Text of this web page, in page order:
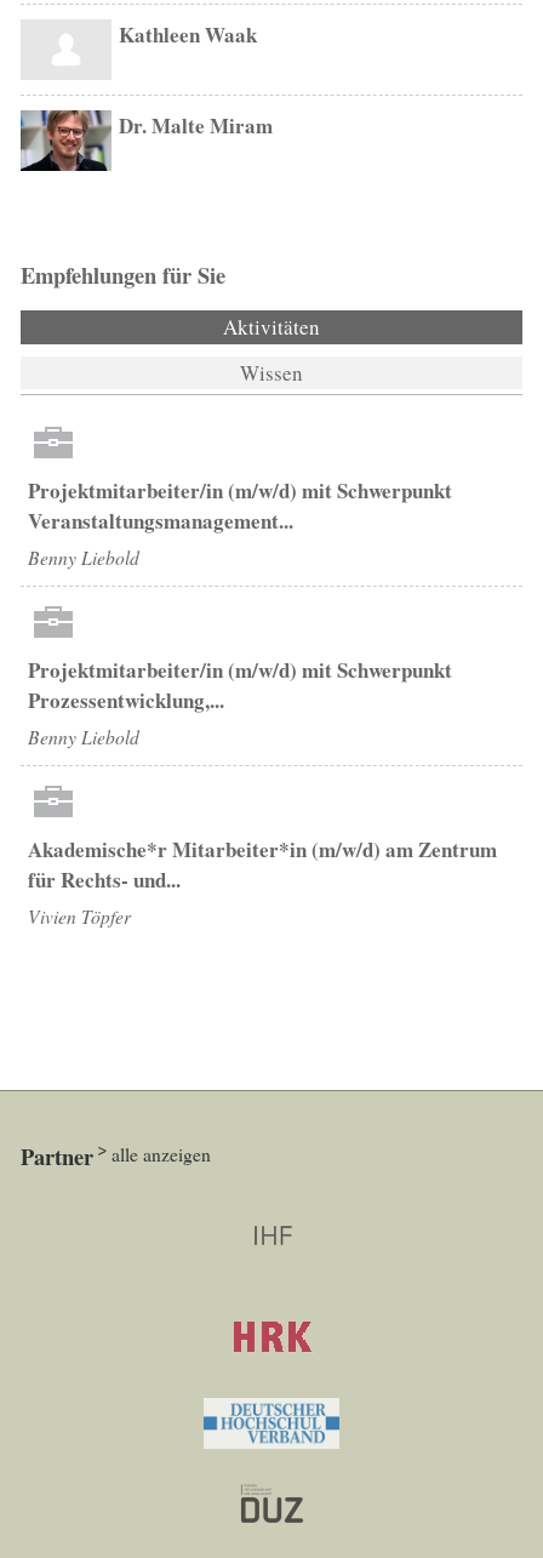
Kathleen Waak
Dr. Malte Miram
Empfehlungen für Sie
Aktivitäten
Wissen
Projektmitarbeiter/in (m/w/d) mit Schwerpunkt
Veranstaltungsmanagement...
Benny Liebold
Projektmitarbeiter/in (m/w/d) mit Schwerpunkt
Prozessentwicklung,...
Benny Liebold
Akademische*r Mitarbeiter*in (m/w/d) am Zentrum
für Rechts- und...
Vivien Töpfer
Partner alle anzeigen